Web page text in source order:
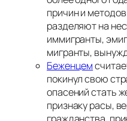
причин и
разделяют на
иммигранты,
мигранты,
Беженцем
покинул свою
опасений стать
признаку расы,
гражданства,